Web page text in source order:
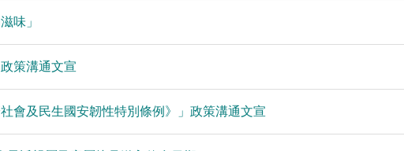
味」
策溝通文宣
會及民生國安韌性特別條例》」政策溝通文宣